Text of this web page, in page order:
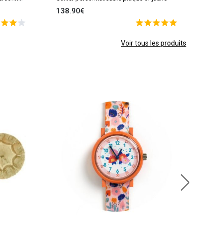
138.90€
Voir tous les produits